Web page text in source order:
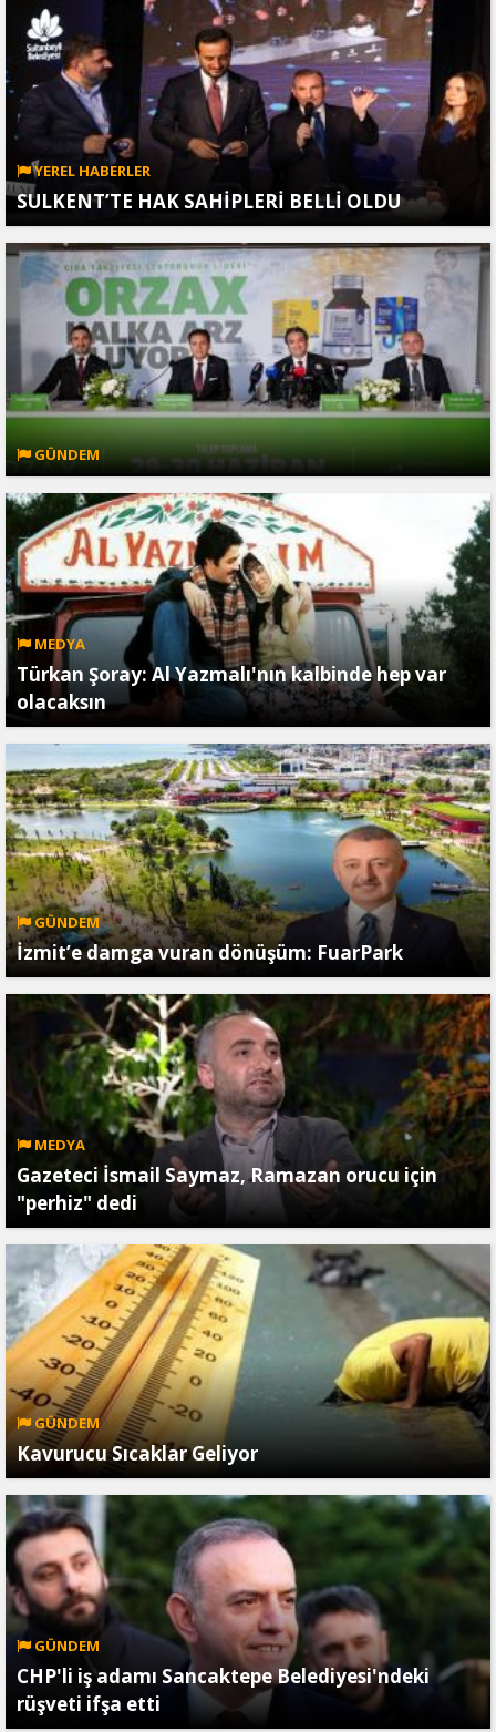
YEREL HABERLER
SULKENT’TE HAK SAHİPLERİ BELLİ OLDU
GÜNDEM
MEDYA
Türkan Şoray: Al Yazmalı'nın kalbinde hep var
olacaksın
GÜNDEM
İzmit’e damga vuran dönüşüm: FuarPark
MEDYA
Gazeteci İsmail Saymaz, Ramazan orucu için
"perhiz" dedi
GÜNDEM
Kavurucu Sıcaklar Geliyor
GÜNDEM
CHP'li iş adamı Sancaktepe Belediyesi'ndeki
rüşveti ifşa etti